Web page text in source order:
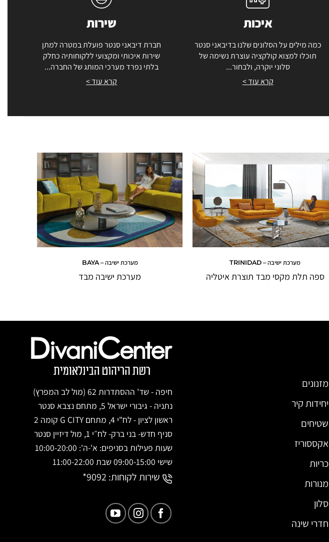
איכות
כמה מילים על הסלונים שלנו בדיבאני סנטר
תוכלו למצוא קולקציה עוצרת נשימה של
סלוני יוקרה, ולבחור...
קרא עוד >
שירות
חברת דיבאני סנטר פועלת במטרה למתן
שירות איכותי ומקצועי ללקוחותיה כחלק
בלתי נפרד מערכי המותג של החברה...
קרא עוד >
מערכת ישיבה – TRINIDAD
ספה תלת מקסי מבד תוצרת איטליה
מערכת ישיבה – BAYA
מערכת ישיבה מבד
מזנונים
יחידות קיר
שטיחים
אקססוריז
כריות
מנורות
סלון
חדרי שינה
חיפה - שד' ההסתדרות 62 (מול לב המפרץ)
נתניה - גיבורי ישראל 5, מתחם נצבא סנטר
ראשון לציון - לח"י 4, מתחם G CITY קומה 2
סניף חדש- בני ברק- לח״י 1, מול דיזיין סנטר
שעות פעילות בסניפים: א'-ה': 10:00-20:00
שישי 09:00-15:00 שבת 11:00-22:00
שירות לקוחות: 9092*